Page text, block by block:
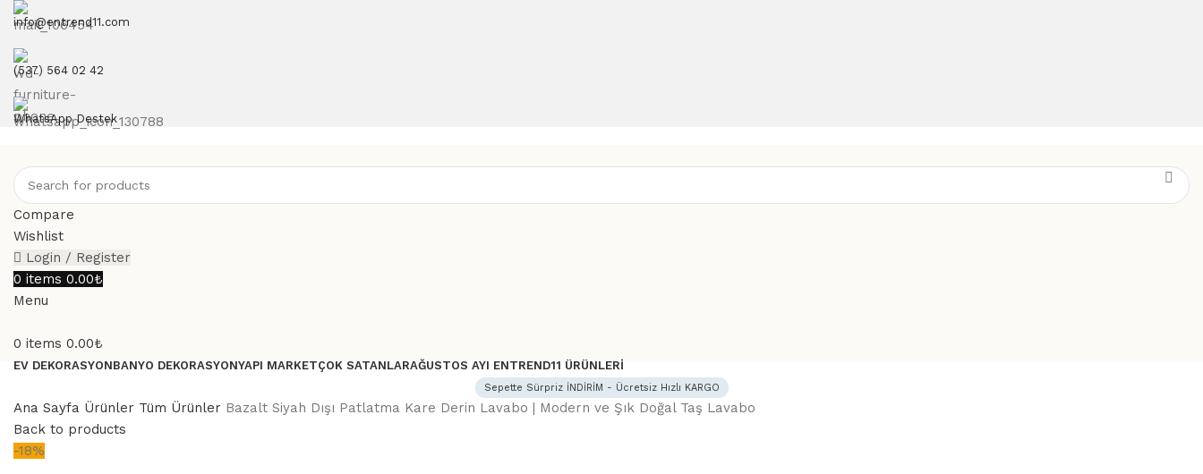
info@entrend11.com
(537) 564 02 42
WhatsApp Destek
Compare
Wishlist
Login / Register
0 items 0.00₺
Menu
0 items 0.00₺
EV DEKORASYONBANYO DEKORASYONYAPI MARKETÇOK SATANLARAĞUSTOS AYI ENTREND11 ÜRÜNLERI
Sepette Sürpriz İNDİRİM - Ücretsiz Hızlı KARGO
Ana Sayfa Ürünler Tüm Ürünler Bazalt Siyah Dışı Patlatma Kare Derin Lavabo | Modern ve Şık Doğal Taş Lavabo
Back to products
-18%